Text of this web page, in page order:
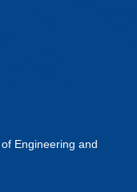
Engineering and